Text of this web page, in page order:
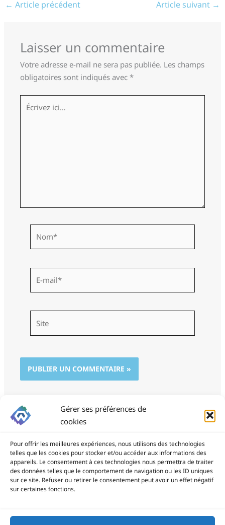
Gérer ses préférences de
cookies
Pour offrir les meilleures expériences, nous utilisons des technologies
telles que les cookies pour stocker et/ou accéder aux informations des
appareils. Le consentement à ces technologies nous permettra de traiter
des données telles que le comportement de navigation ou les ID uniques
sur ce site. Refuser ou retirer le consentement peut avoir un effet négatif
sur certaines fonctions.
← Article précédent Article suivant →
Laisser un commentaire
Votre adresse e-mail ne sera pas publiée. Les champs
obligatoires sont indiqués avec*
Écrivez
ici…
mail*
ProSite - 06 85 94 34 21
prositegestion@gmail.com
Copyright © 2026